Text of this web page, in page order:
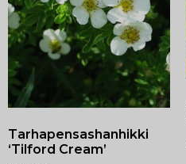
Tarhapensashanhikki
‘Tilford Cream’